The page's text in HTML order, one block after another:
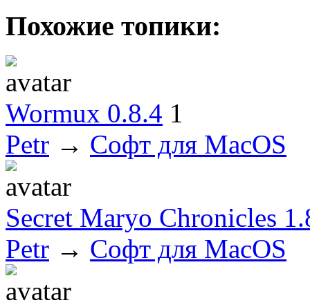
Похожие топики:
Wormux 0.8.4 1
Petr → Софт для MacOS
Secret Maryo Chronicles
Petr → Софт для MacOS